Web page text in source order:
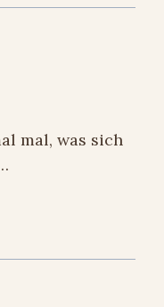
mal, was sich